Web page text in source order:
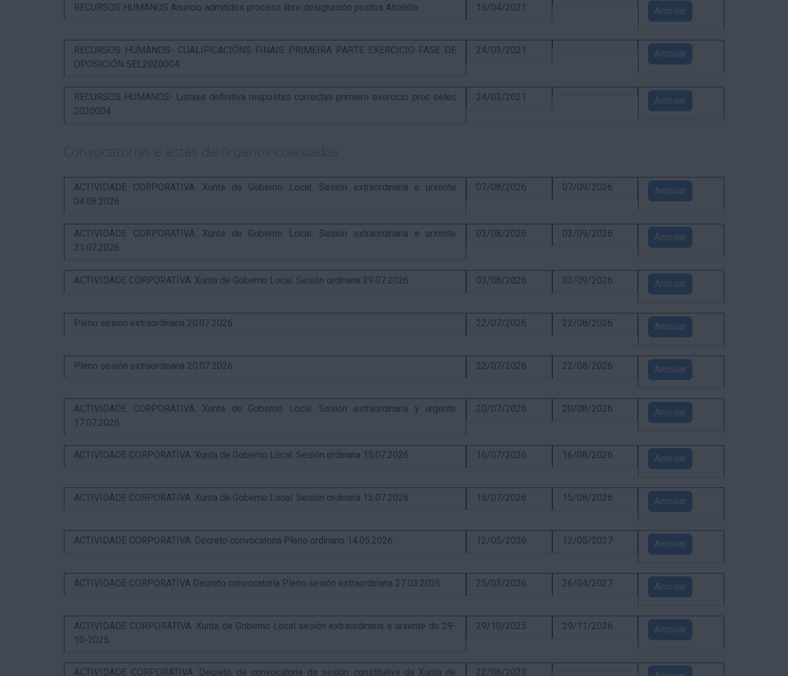
RECURSOS HUMANOS Anuncio admitidos proceso libre designación postos Alcaldía 16/04/2021 Amosar
RECURSOS HUMANOS- CUALIFICACIÓNS FINAIS PRIMEIRA PARTE EXERCICIO FASE DE
OPOSICIÓN SEL2020004
24/03/2021 Amosar
RECURSOS HUMANOS- Listaxe definitiva respostas correctas primeiro exercicio proc selec
2020004
24/03/2021 Amosar
Convocatorias e actas de órganos colexiados
ACTIVIDADE CORPORATIVA. Xunta de Goberno Local. Sesión extraordinaria e urxente
04.08.2026
07/08/2026 07/09/2026 Amosar
ACTIVIDADE CORPORATIVA. Xunta de Goberno Local. Sesión extraordinaria e urxente
31.07.2026
03/08/2026 03/09/2026 Amosar
ACTIVIDADE CORPORATIVA. Xunta de Goberno Local. Sesión ordinaria 29.07.2026 03/08/2026 03/09/2026 Amosar
Pleno sesión extraordinaria 20.07.2026 22/07/2026 22/08/2026 Amosar
Pleno sesión extraordinaria 20.07.2026 22/07/2026 22/08/2026 Amosar
ACTIVIDADE CORPORATIVA. Xunta de Goberno Local. Sesión extraordinaria y urgente
17.07.2026
20/07/2026 20/08/2026 Amosar
ACTIVIDADE CORPORATIVA. Xunta de Goberno Local. Sesión ordinaria 15.07.2026 16/07/2026 16/08/2026 Amosar
ACTIVIDADE CORPORATIVA. Xunta de Goberno Local. Sesión ordinaria 15.07.2026 15/07/2026 15/08/2026 Amosar
ACTIVIDADE CORPORATIVA. Decreto convocatoria Pleno ordinario 14.05.2026 12/05/2026 12/05/2027 Amosar
ACTIVIDADE CORPORATIVA Decreto convocatoria Pleno sesión extraordinaria 27.03.2026 25/03/2026 26/04/2027 Amosar
ACTIVIDADE CORPORATIVA. Xunta de Goberno Local sesión extraordinaria e urxente do 29-
10-2025
29/10/2025 29/11/2026 Amosar
ACTIVIDADE CORPORATIVA. Decreto de convocatoria da sesión constitutiva da Xunta de 22/06/2023